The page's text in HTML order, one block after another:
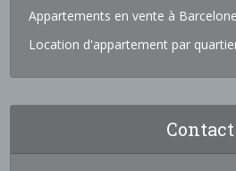
Appartements en vente à Barcelone
Location d'appartement par
Contact